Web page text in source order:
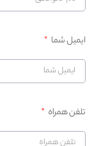
ایمیل شما
تلفن همراه